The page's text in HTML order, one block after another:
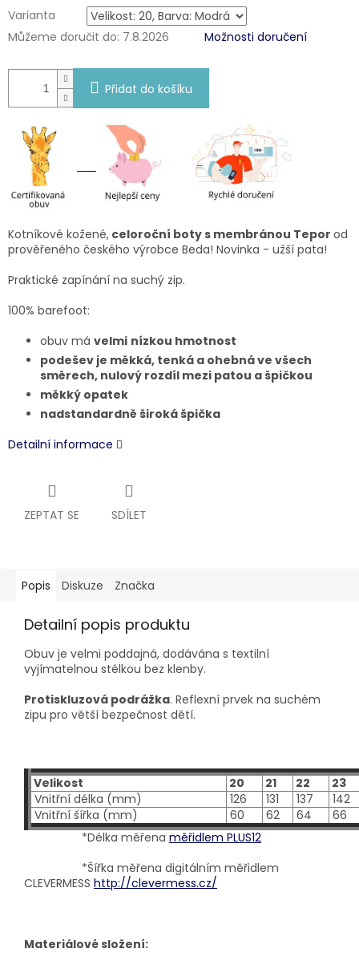
Varianta
Můžeme doručit do: 7.8.2026 Možnosti doručení
Přidat do košíku
Kotníkové kožené, celoroční boty s membránou Tepor od
prověřeného českého výrobce Beda! Novinka - užší pata!
Praktické zapínání na suchý zip.
100% barefoot:
obuv má velmi nízkou hmotnost
podešev je měkká, tenká a ohebná ve všech
směrech, nulový rozdíl mezi patou a špičkou
měkký opatek
nadstandardně široká špička
Detailní informace
ZEPTAT SE SDÍLET
Popis Diskuze Značka
Detailní popis produktu
Obuv je velmi poddajná, dodávána s textilní
vyjímatelnou stélkou bez klenby.
Protiskluzová podrážka. Reflexní prvek na suchém
zipu pro větší bezpečnost dětí.
Velikost 20 21 22
23
Vnitřní délka (mm)
126 131 137
142
Vnitřní šířka (mm)
60 62 64
66
*Délka měřena měřidlem PLUS12
*Šířka měřena digitálním měřidlem
CLEVERMESS http://clevermess.cz/
Materiálové složení: